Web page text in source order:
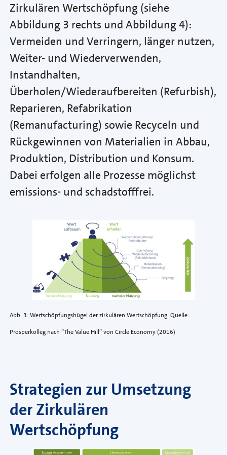
Zirkulären Wertschöpfung (siehe
Abbildung 3 rechts und Abbildung 4):
Vermeiden und Verringern, länger nutzen,
Weiter- und Wiederverwenden,
Instandhalten,
Überholen/Wiederaufbereiten (Refurbish),
Reparieren, Refabrikation
(Remanufacturing) sowie Recyceln und
Rückgewinnen von Materialien in Abbau,
Produktion, Distribution und Konsum.
Dabei erfolgen alle Prozesse möglichst
emissions- und schadstofffrei.
Abb. 3: Wertschöpfungshügel der zirkulären Wertschöpfung. Quelle:
Prosperkolleg nach “The Value Hill“ von Circle Economy (2016)
Strategien zur Umsetzung
der Zirkulären
Wertschöpfung